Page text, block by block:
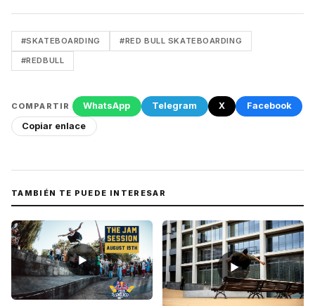
#SKATEBOARDING #RED BULL SKATEBOARDING
#REDBULL
COMPARTIR WhatsApp Telegram X
Facebook
Copiar enlace
TAMBIÉN TE PUEDE INTERESAR
▶
▶